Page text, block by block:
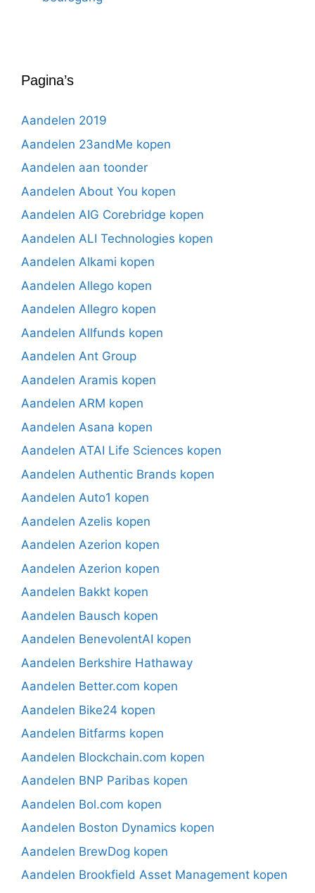
Pagina’s
Aandelen 2019
Aandelen 23andMe kopen
Aandelen aan toonder
Aandelen About You kopen
Aandelen AIG Corebridge kopen
Aandelen ALI Technologies kopen
Aandelen Alkami kopen
Aandelen Allego kopen
Aandelen Allegro kopen
Aandelen Allfunds kopen
Aandelen Ant Group
Aandelen Aramis kopen
Aandelen ARM kopen
Aandelen Asana kopen
Aandelen ATAI Life Sciences kopen
Aandelen Authentic Brands kopen
Aandelen Auto1 kopen
Aandelen Azelis kopen
Aandelen Azerion kopen
Aandelen Azerion kopen
Aandelen Bakkt kopen
Aandelen Bausch kopen
Aandelen BenevolentAI kopen
Aandelen Berkshire Hathaway
Aandelen Better.com kopen
Aandelen Bike24 kopen
Aandelen Bitfarms kopen
Aandelen Blockchain.com kopen
Aandelen BNP Paribas kopen
Aandelen Bol.com kopen
Aandelen Boston Dynamics kopen
Aandelen BrewDog kopen
Aandelen Brookfield Asset Management kopen